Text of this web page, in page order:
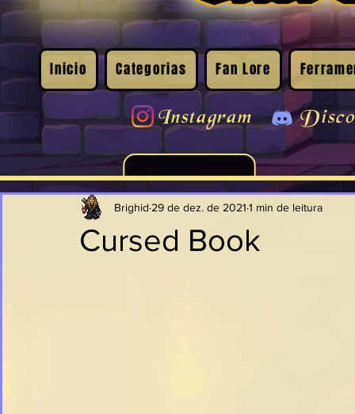
Inicio Categorias Fan Lore
Instagram
Cursed Book
Brighid 29 de dez. de 2021 1 min de leitura